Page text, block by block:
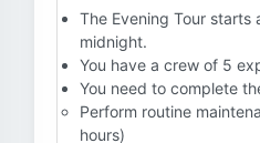
The Evening Tour
midnight.
You have a crew of 5
You need to complete
Perform routine
hours)